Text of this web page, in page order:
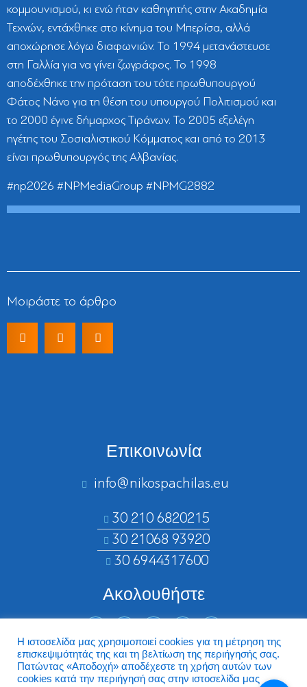
κομμουνισμού, κι ενώ ήταν καθηγητής στην Ακαδημία
Τεχνών, εντάχθηκε στο κίνημα του Μπερίσα, αλλά
αποχώρησε λόγω διαφωνιών. Το 1994 μετανάστευσε
στη Γαλλία για να γίνει ζωγράφος. Το 1998
αποδέχθηκε την πρόταση του τότε πρωθυπουργού
Φάτος Νάνο για τη θέση του υπουργού Πολιτισμού και
το 2000 έγινε δήμαρχος Τιράνων. Το 2005 εξελέγη
ηγέτης του Σοσιαλιστικού Κόμματος και από το 2013
είναι πρωθυπουργός της Αλβανίας.
#np2026 #NPMediaGroup #NPMG2882
Μοιράστε το άρθρο
Επικοινωνία
info@nikospachilas.eu​
Ακολουθήστε
©2026 Nikospachilas.eu - Design by Dstream
30 210 6820215
30 21068 93920
30 6944317600
Η ιστοσελίδα μας χρησιμοποιεί cookies για τη μέτρηση της
επισκεψιμότητάς της και τη βελτίωση της περιήγησής σας.
Πατώντας «Aποδοχή» αποδέχεστε τη χρήση αυτών των
cookies κατά την περιήγησή σας στην ιστοσελίδα μας